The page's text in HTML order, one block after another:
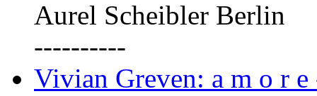
Aurel Scheibler Berlin
----------
Vivian Greven: a m o r